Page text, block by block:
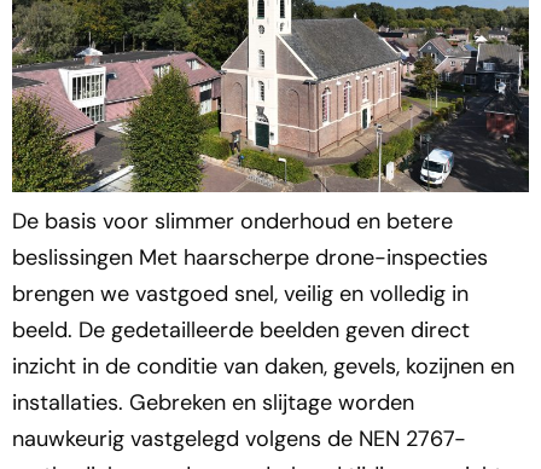
De basis voor slimmer onderhoud en betere
beslissingen Met haarscherpe drone-inspecties
brengen we vastgoed snel, veilig en volledig in
beeld. De gedetailleerde beelden geven direct
inzicht in de conditie van daken, gevels, kozijnen en
installaties. Gebreken en slijtage worden
nauwkeurig vastgelegd volgens de NEN 2767-